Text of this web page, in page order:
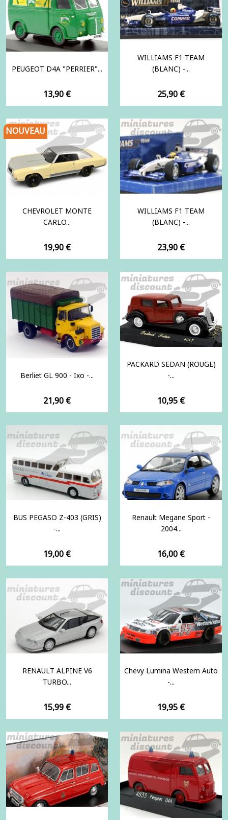
PEUGEOT D4A "PERRIER"...
Prix
13,90 €
WILLIAMS F1 TEAM
(BLANC) -...
Prix
25,90 €
CHEVROLET MONTE
CARLO...
Prix
19,90 €
NOUVEAU
WILLIAMS F1 TEAM
(BLANC) -...
Prix
23,90 €
Berliet GL 900 - Ixo -...
Prix
21,90 €
PACKARD SEDAN (ROUGE)
-...
Prix
10,95 €
BUS PEGASO Z-403 (GRIS)
-...
Prix
19,00 €
Renault Megane Sport -
2004...
Prix
16,00 €
RENAULT ALPINE V6
TURBO...
Prix
15,99 €
Chevy Lumina Western Auto
-...
Prix
19,95 €